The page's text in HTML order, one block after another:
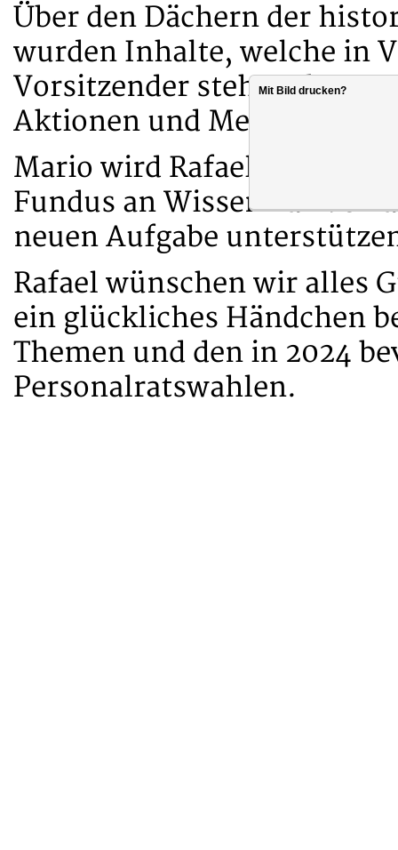
Über den Dächern der
wurden Inhalte, welche in
Vorsitzender stehen,
Aktionen und Meilensteine
Mario wird Rafael auch
Fundus an Wissen zur
neuen Aufgabe
Rafael wünschen wir alles
ein glückliches Händchen
Themen und den in 2024
Personalratswahlen.
Mit Bild drucken?